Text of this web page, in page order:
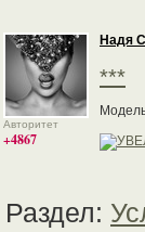
Авторитет
+4867
Надя
***
Раздел: